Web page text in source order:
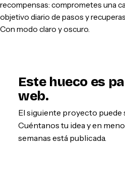
recompensas: comprometes una
objetivo diario de pasos y
Con modo claro y oscuro.
Este hueco es
web.
El siguiente proyecto puede
Cuéntanos tu idea y en
semanas está publicada.